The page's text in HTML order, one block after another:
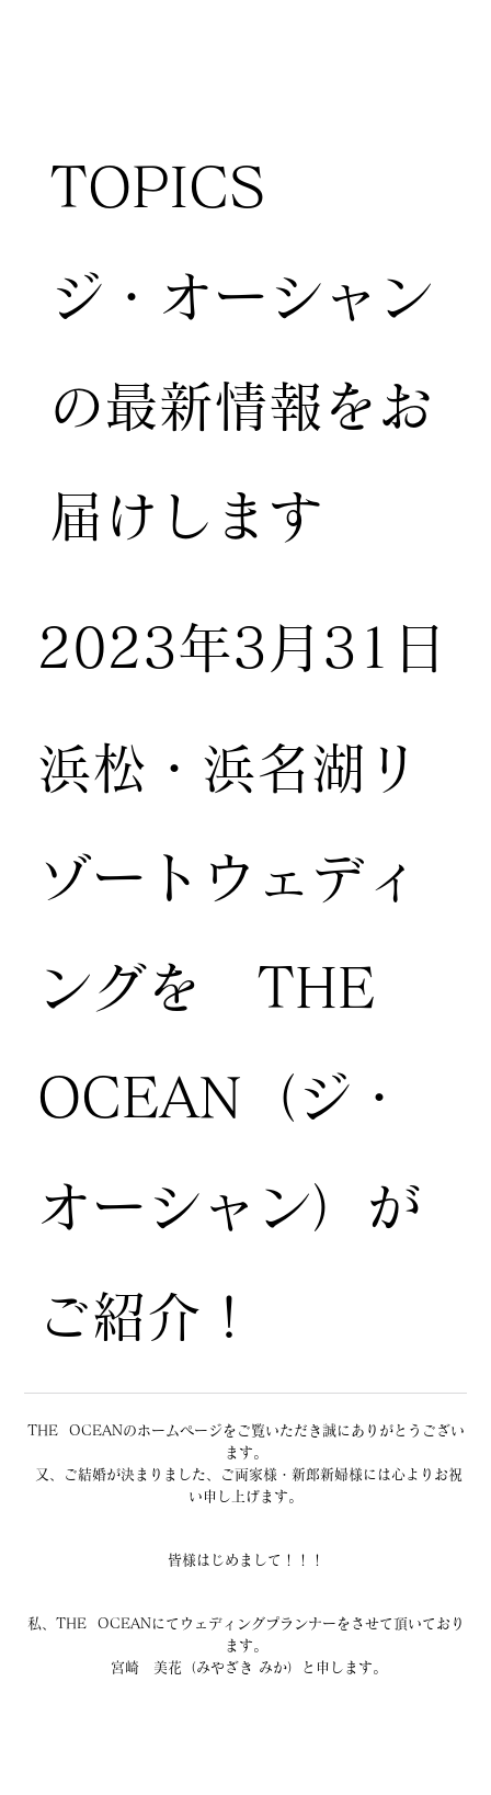
THE  OCEANのホームページをご覧いただき誠にありがとうござい
ます。
い申し上げます。
皆様はじめまして！！！
私、THE  OCEANにてウェディングプランナーをさせて頂いており
ます。
宮崎　美花（みやざき みか）と申します。
浜松・浜名湖リ
ゾートウェディ
ングを THE
OCEAN（ジ・
オーシャン）が
ご紹介！
TOPICS
ジ・オーシャン
の最新情報をお
届けします
2023年3月31日